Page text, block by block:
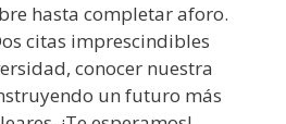
hasta completar aforo.
citas imprescindibles
conocer nuestra
un futuro más